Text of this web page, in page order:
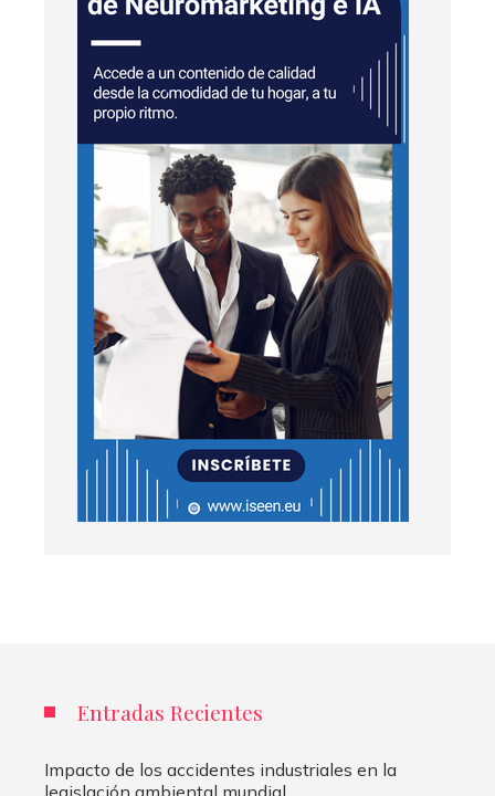
Entradas Recientes
Impacto de los accidentes industriales en la
legislación ambiental mundial